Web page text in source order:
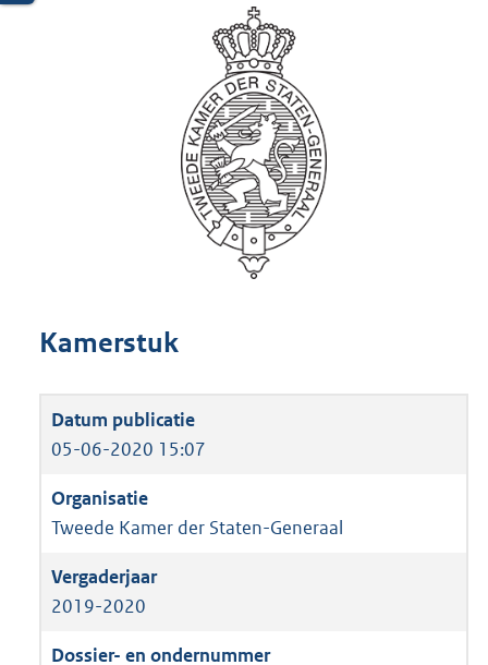
Kamerstuk
05-06-2020 15:07
Tweede Kamer der Staten-Generaal
2019-2020